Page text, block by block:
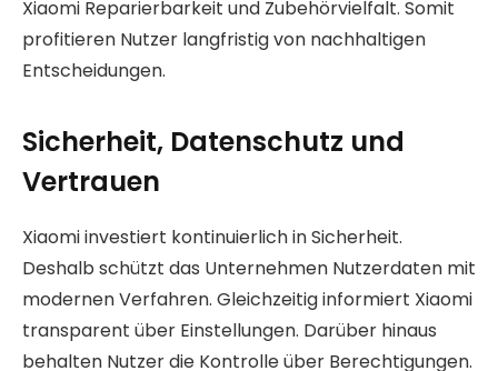
Xiaomi Reparierbarkeit und Zubehörvielfalt. Somit
profitieren Nutzer langfristig von nachhaltigen
Entscheidungen.
Sicherheit, Datenschutz und
Vertrauen
Xiaomi investiert kontinuierlich in Sicherheit.
Deshalb schützt das Unternehmen Nutzerdaten mit
modernen Verfahren. Gleichzeitig informiert Xiaomi
transparent über Einstellungen. Darüber hinaus
behalten Nutzer die Kontrolle über Berechtigungen.